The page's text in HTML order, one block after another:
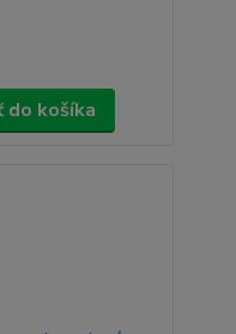
do košíka